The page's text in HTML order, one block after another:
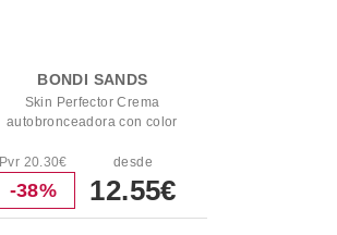
BONDI SANDS
Skin Perfector Crema
autobronceadora con color
Pvr 20.30€
-38%
desde
12.55€